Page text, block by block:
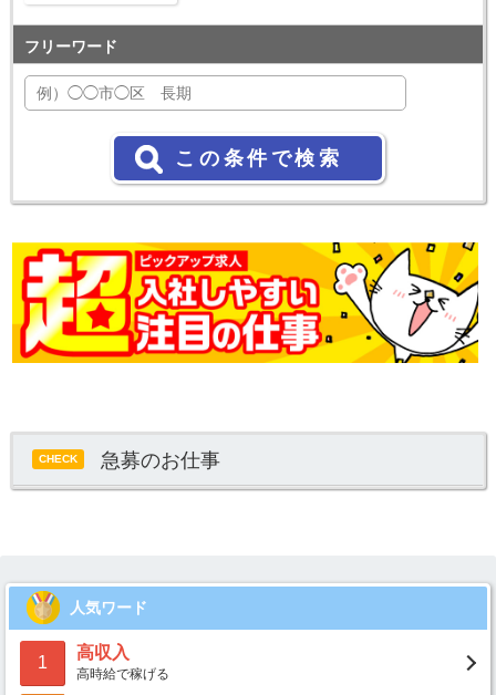
フリーワード
CHECK 急募のお仕事
人気ワード
1
高収入
高時給で稼げる